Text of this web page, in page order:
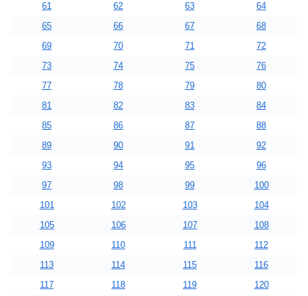
61
62 63
64
65
66 67
68
69
70 71
72
73
74 75
76
77
78 79
80
81
82 83
84
85
86 87
88
89
90 91
92
93
94 95
96
97
98 99
100
101
102 103
104
105
106 107
108
109
110 111
112
113
114 115
116
117
118 119 120